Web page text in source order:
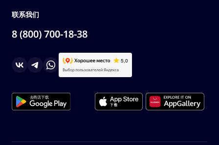
联系我们
8 (800) 700-18-38